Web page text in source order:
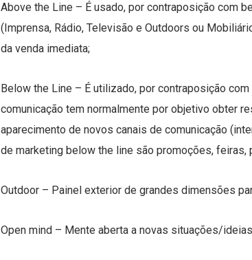
Above the Line – É usado, por contraposição com
(Imprensa, Rádio, Televisão e Outdoors ou
da venda imediata;
Below the Line – É utilizado, por contraposição
comunicação tem normalmente por objetivo obter
aparecimento de novos canais de comunicação
de marketing below the line são promoções,
Outdoor – Painel exterior de grandes dimensões
Open mind – Mente aberta a novas situações/